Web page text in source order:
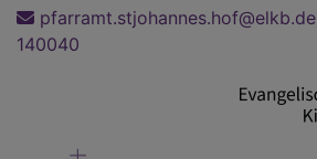
Direkt
zum
pfarramt.stjohannes.hof@elkb.de
140040